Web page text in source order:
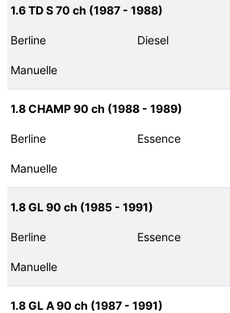
1.6 TD S 70 ch (1987 - 1988)
Berline Diesel
Manuelle
1.8 CHAMP 90 ch (1988 - 1989)
Berline Essence
Manuelle
1.8 GL 90 ch (1985 - 1991)
Berline Essence
Manuelle
1.8 GL A 90 ch (1987 - 1991)